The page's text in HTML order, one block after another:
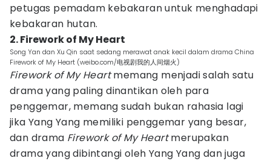
petugas pemadam kebakaran untuk menghadapi
kebakaran hutan.
2. Firework of My Heart
Song Yan dan Xu Qin saat sedang merawat anak kecil dalam drama China
Firework of My Heart (weibo.com/电视剧我的人间烟火)
Firework of My Heartmemang menjadi salah satu
drama yang paling dinantikan oleh para
penggemar, memang sudah bukan rahasia lagi
jika Yang Yang memiliki penggemar yang besar,
dan drama Firework of My Heartmerupakan
drama yang dibintangi oleh Yang Yang dan juga